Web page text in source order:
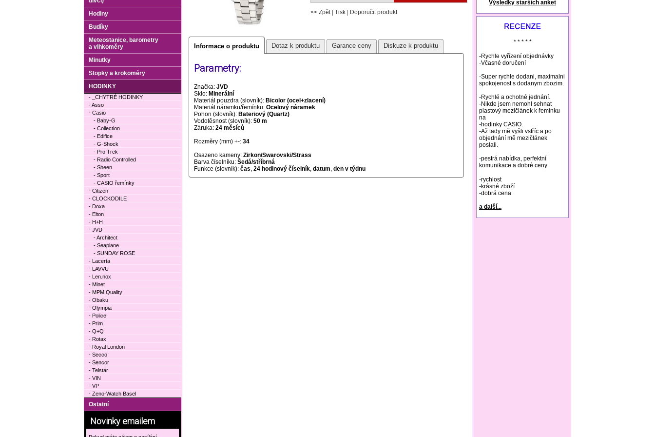
<< Zpět| Tisk Doporučit produkt
Informace o produktu Dotaz k produktu Garance ceny Diskuze k produktu
Parametry:
Značka: JVD
Sklo: Minerální
Materiál pouzdra (slovník): Bicolor (ocel+zlacení)
Materiál náramku/řemínku: Ocelový náramek
Pohon (slovník): Bateriový (Quartz)
Vodotěsnost (slovník): 50 m
Záruka: 24 měsíců
Rozměry (mm) +-: 34
Osazeno kameny: Zirkon/Swarovski/Strass
Barva číselníku: Šedá/stříbrná
Funkce (slovník): čas, 24 hodinový číselník, datum, den v týdnu
natural remedies rosacea
Výsledky starších anket
* * * * *
-Rychle vyřízení objednávky
-Včasné doručení
-Super rychle dodani, maximalni
spokojenost s dodanym zbozim.
-Rychlé a ochotné jednání.
-Nikde jsem nemohl sehnat
plastový mezičlánek k řemínku
na
-hodinky CASIO.
-Až tady mě vyšli vstříc a po
objednání mě mezičlánek
poslali.
-pestrá nabídka, perfektní
komunikace a dobré ceny
-rychlost
-krásné zboží
-dobrá cena
a další...
Hodiny
Budíky
Meteostanice, barometry
a vlhkoměry
Minutky
Stopky a krokoměry
HODINKY
- _CHYTRÉ HODINKY
- Asso
- Casio
- Baby-G
- Collection
- Edifice
- G-Shock
- Pro Trek
- Radio Controlled
- Sheen
- Sport
- CASIO řemínky
- Citizen
- CLOCKODILE
- Doxa
- Elton
- H+H
- JVD
- Architect
- Seaplane
- SUNDAY ROSE
- Lacerta
- LAVVU
- Len.nox
- Minet
- MPM Quality
- Obaku
- Olympia
- Police
- Prim
- Q+Q
- Rotax
- Royal London
- Secco
- Sencor
- Telstar
- VIN
- VP
- Zeno-Watch Basel
Ostatní
Novinky emailem